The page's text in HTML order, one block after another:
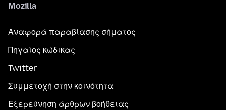
Mozilla
Αναφορά παραβίασης σήματος
Πηγαίος κώδικας
Twitter
Συμμετοχή στην κοινότητα
Εξερεύνηση άρθρων βοήθειας